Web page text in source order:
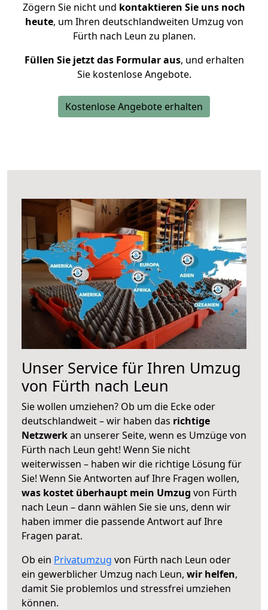
Zögern Sie nicht und kontaktieren Sie uns noch
heute, um Ihren deutschlandweiten Umzug von
Fürth nach Leun zu planen.
Füllen Sie jetzt das Formular aus, und erhalten
Sie kostenlose Angebote.
Kostenlose Angebote erhalten
Unser Service für Ihren Umzug
von Fürth nach Leun
Sie wollen umziehen? Ob um die Ecke oder
deutschlandweit – wir haben das richtige
Netzwerkan unserer Seite, wenn es Umzüge von
Fürth nach Leun geht! Wenn Sie nicht
weiterwissen – haben wir die richtige Lösung für
Sie! Wenn Sie Antworten auf Ihre Fragen wollen,
was kostet überhaupt mein Umzug von Fürth
nach Leun – dann wählen Sie sie uns, denn wir
haben immer die passende Antwort auf Ihre
Fragen parat.
Ob ein Privatumzug von Fürth nach Leun oder
ein gewerblicher Umzug nach Leun, wir helfen,
damit Sie problemlos und stressfrei umziehen
können.